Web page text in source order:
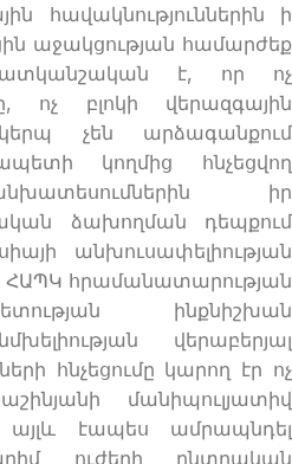
հավակնություններին ի
աջակցության համարժեք
Հատկանշական է, որ ոչ
ոչ բլոկի վերազգային
չեն արձագանքում
կողմից հնչեցվող
իր
ձախողման դեպքում
անխուսափելիության
ՀԱՊԿ հրամանատարության
ինքնիշխան
վերաբերյալ
հնչեցումը կարող էր ոչ
մանիպուլյատիվ
այլև էապես ամրապնդել
ուժերի ընտրական